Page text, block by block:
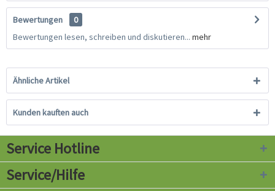
Bewertungen
0
Bewertungen lesen, schreiben und diskutieren... mehr
Ähnliche Artikel
Kunden kauften auch
Service Hotline
Service/Hilfe